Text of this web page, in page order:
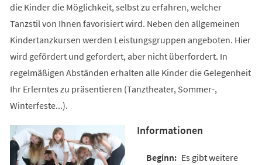
die Kinder die Möglichkeit, selbst zu erfahren, welcher
Tanzstil von Ihnen favorisiert wird. Neben den allgemeinen
Kindertanzkursen werden Leistungsgruppen angeboten. Hier
wird gefördert und gefordert, aber nicht überfordert. In
regelmäßigen Abständen erhalten alle Kinder die Gelegenheit
Ihr Erlerntes zu präsentieren (Tanztheater, Sommer-,
Winterfeste...).
Informationen
Es gibt weitere